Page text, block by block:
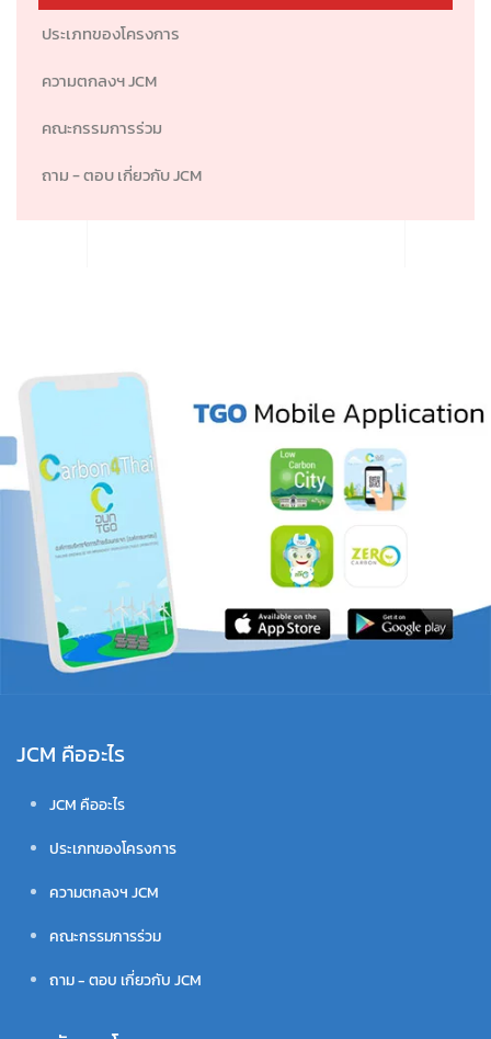
ประเภทของโครงการ
ความตกลงฯ JCM
คณะกรรมการร่วม
ถาม - ตอบ เกี่ยวกับ JCM
JCM คืออะไร
JCM คืออะไร
ประเภทของโครงการ
ความตกลงฯ JCM
คณะกรรมการร่วม
ถาม - ตอบ เกี่ยวกับ JCM